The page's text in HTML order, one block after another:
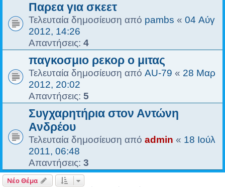
Παρεα για σκεετ
Τελευταία δημοσίευση από pambs « 04 Αύγ
2012, 14:26
Απαντήσεις: 4
παγκοσμιο ρεκορ ο μιτας
Τελευταία δημοσίευση από AU-79 « 28 Μαρ
2012, 20:02
Απαντήσεις: 5
Συγχαρητήρια στον Αντώνη
Ανδρέου
Τελευταία δημοσίευση από admin « 18 Ιούλ
2011, 06:48
Απαντήσεις: 3
Νέο Θέμα